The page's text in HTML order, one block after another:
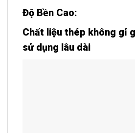
Độ Bền Cao:
Chất liệu thép không gỉ
sử dụng lâu dài